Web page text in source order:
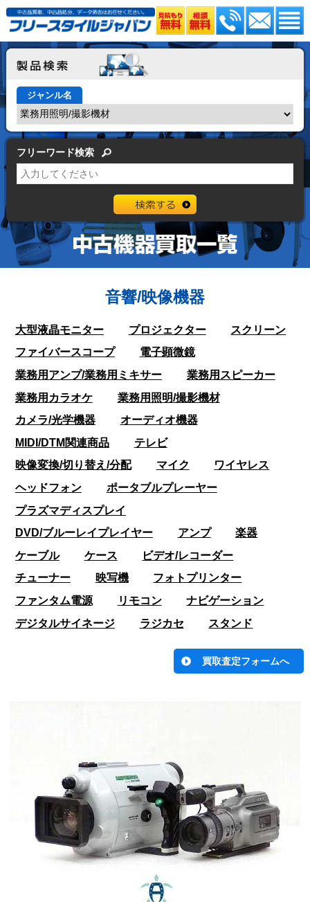
ジャンル名
フリーワード検索
音響/映像機器
大型液晶モニター プロジェクター
スクリーン
ファイバースコープ
電子顕微鏡
業務用アンプ/業務用ミキサー
業務用スピーカー
業務用カラオケ
業務用照明/撮影機材
カメラ/光学機器
オーディオ機器
MIDI/DTM関連商品
テレビ
映像変換/切り替え/分配
マイク
ワイヤレス
ヘッドフォン
ポータブルプレーヤー
プラズマディスプレイ
DVD/ブルーレイプレイヤー
アンプ
楽器
ケーブル
ケース
ビデオ/レコーダー
チューナー
映写機
フォトプリンター
ファンタム電源
リモコン
ナビゲーション
デジタルサイネージ
ラジカセ スタンド